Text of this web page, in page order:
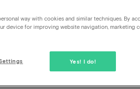
way with cookies and similar techniques. By
device for improving website navigation, marketing
Yes! I do!